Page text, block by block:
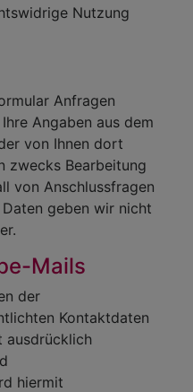
Nutzung
Anfragen
Angaben aus dem
von Ihnen dort
zwecks Bearbeitung
von Anschlussfragen
geben wir nicht
Mails
der
Kontaktdaten
ausdrücklich
hiermit